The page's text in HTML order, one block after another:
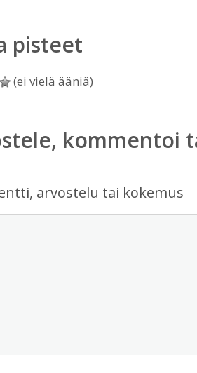
pisteet
(ei vielä ääniä)
kommentoi
arvostelu tai kokemus